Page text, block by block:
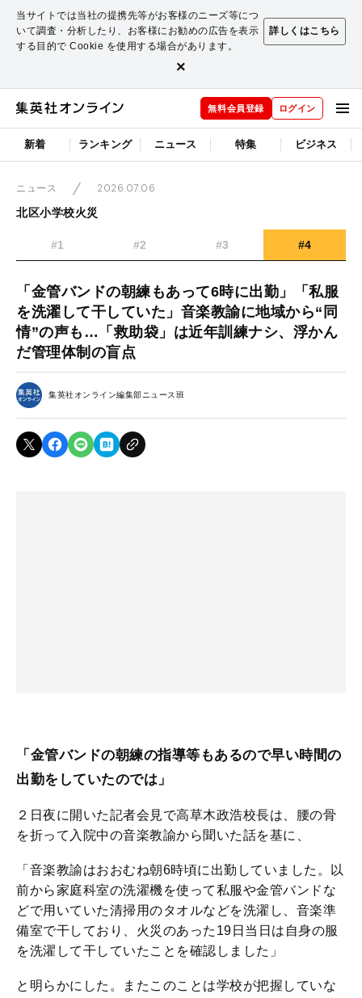
当サイトでは当社の提携先等がお客様のニーズ等につ
いて調査・分析したり、お客様にお勧めの広告を表示
する目的で Cookie を使用する場合があります。
詳しくはこちら
×
無料会員登録 ログイン
新着 ランキング ニュース 特集 ビジネス
ニュース
2026.07.06
北区小学校火災
#1 #2 #3 #4
「金管バンドの朝練もあって6時に出勤」「私服
を洗濯して干していた」音楽教諭に地域から“同
情”の声も…「救助袋」は近年訓練ナシ、浮かん
だ管理体制の盲点
集英社オンライン編集部ニュース班
「金管バンドの朝練の指導等もあるので早い時間の
出勤をしていたのでは」
２日夜に開いた記者会見で高草木政浩校長は、腰の骨
を折って入院中の音楽教諭から聞いた話を基に、
「音楽教諭はおおむね朝6時頃に出勤していました。以
前から家庭科室の洗濯機を使って私服や金管バンドな
どで用いていた清掃用のタオルなどを洗濯し、音楽準
備室で干しており、火災のあった19日当日は自身の服
を洗濯して干していたことを確認しました」
と明らかにした。またこのことは学校が把握していな